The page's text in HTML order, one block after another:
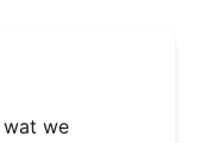
wat we